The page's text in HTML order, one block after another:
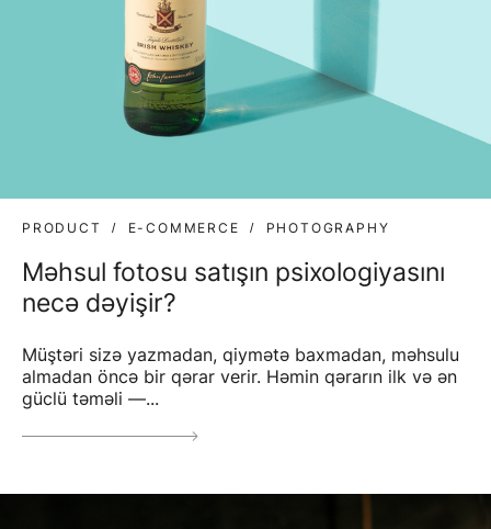
PRODUCT E-COMMERCE PHOTOGRAPHY
Məhsul fotosu satışın psixologiyasını
necə dəyişir?
Müştəri sizə yazmadan, qiymətə baxmadan, məhsulu
almadan öncə bir qərar verir. Həmin qərarın ilk və ən
güclü təməli —...